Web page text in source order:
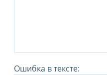
Ошибка в тексте: